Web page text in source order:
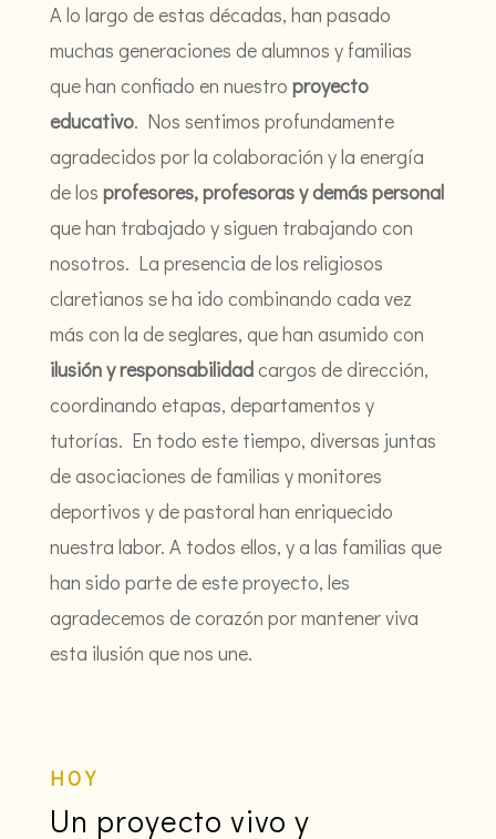
A lo largo de estas décadas, han pasado
muchas generaciones de alumnos y familias
que han confiado en nuestro proyecto
educativo. Nos sentimos profundamente
agradecidos por la colaboración y la energía
de los profesores, profesoras y demás personal
que han trabajado y siguen trabajando con
nosotros. La presencia de los religiosos
claretianos se ha ido combinando cada vez
más con la de seglares, que han asumido con
ilusión y responsabilidadcargos de dirección,
coordinando etapas, departamentos y
tutorías. En todo este tiempo, diversas juntas
de asociaciones de familias y monitores
deportivos y de pastoral han enriquecido
nuestra labor. A todos ellos, y a las familias que
han sido parte de este proyecto, les
agradecemos de corazón por mantener viva
esta ilusión que nos une.
HOY
Un proyecto vivo y